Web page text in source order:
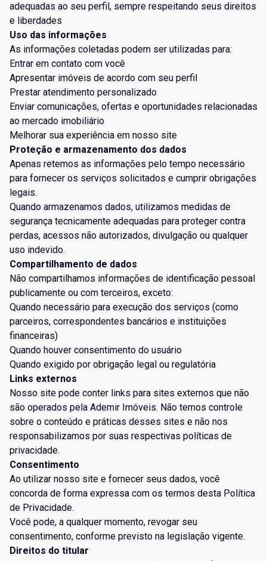
adequadas ao seu perfil, sempre respeitando seus direitos
e liberdades
Uso das informações
As informações coletadas podem ser utilizadas para:
Entrar em contato com você
Apresentar imóveis de acordo com seu perfil
Prestar atendimento personalizado
Enviar comunicações, ofertas e oportunidades relacionadas
ao mercado imobiliário
Melhorar sua experiência em nosso site
Proteção e armazenamento dos dados
Apenas retemos as informações pelo tempo necessário
para fornecer os serviços solicitados e cumprir obrigações
legais.
Quando armazenamos dados, utilizamos medidas de
segurança tecnicamente adequadas para proteger contra
perdas, acessos não autorizados, divulgação ou qualquer
uso indevido.
Compartilhamento de dados
Não compartilhamos informações de identificação pessoal
publicamente ou com terceiros, exceto:
Quando necessário para execução dos serviços (como
parceiros, correspondentes bancários e instituições
financeiras)
Quando houver consentimento do usuário
Quando exigido por obrigação legal ou regulatória
Links externos
Nosso site pode conter links para sites externos que não
são operados pela Ademir Imóveis. Não temos controle
sobre o conteúdo e práticas desses sites e não nos
responsabilizamos por suas respectivas políticas de
privacidade.
Consentimento
Ao utilizar nosso site e fornecer seus dados, você
concorda de forma expressa com os termos desta Política
de Privacidade.
Você pode, a qualquer momento, revogar seu
consentimento, conforme previsto na legislação vigente.
Direitos do titular